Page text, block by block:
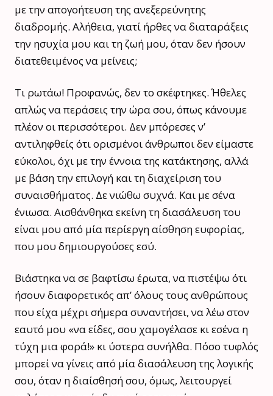
με την απογοήτευση της ανεξερεύνητης
διαδρομής. Αλήθεια, γιατί ήρθες να διαταράξεις
την ησυχία μου και τη ζωή μου, όταν δεν ήσουν
διατεθειμένος να μείνεις;
Τι ρωτάω! Προφανώς, δεν το σκέφτηκες. Ήθελες
απλώς να περάσεις την ώρα σου, όπως κάνουμε
πλέον οι περισσότεροι. Δεν μπόρεσες ν’
αντιληφθείς ότι ορισμένοι άνθρωποι δεν είμαστε
εύκολοι, όχι με την έννοια της κατάκτησης, αλλά
με βάση την επιλογή και τη διαχείριση του
συναισθήματος. Δε νιώθω συχνά. Και με σένα
ένιωσα. Αισθάνθηκα εκείνη τη διασάλευση του
είναι μου από μία περίεργη αίσθηση ευφορίας,
που μου δημιουργούσες εσύ.
Βιάστηκα να σε βαφτίσω έρωτα, να πιστέψω ότι
ήσουν διαφορετικός απ’ όλους τους ανθρώπους
που είχα μέχρι σήμερα συναντήσει, να λέω στον
εαυτό μου «να είδες, σου χαμογέλασε κι εσένα η
τύχη μια φορά!» κι ύστερα συνήλθα. Πόσο τυφλός
μπορεί να γίνεις από μία διασάλευση της λογικής
σου, όταν η διαίσθησή σου, όμως, λειτουργεί